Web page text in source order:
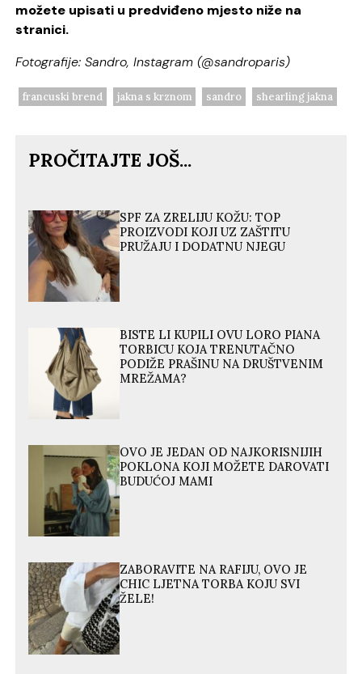
možete upisati u predviđeno mjesto niže na
stranici.
Fotografije: Sandro, Instagram (@sandroparis)
francuski brend jakna s krznom sandro shearling jakna
PROČITAJTE JOŠ...
SPF ZA ZRELIJU KOŽU: TOP
PROIZVODI KOJI UZ ZAŠTITU
PRUŽAJU I DODATNU NJEGU
BISTE LI KUPILI OVU LORO PIANA
TORBICU KOJA TRENUTAČNO
PODIŽE PRAŠINU NA DRUŠTVENIM
MREŽAMA?
OVO JE JEDAN OD NAJKORISNIJIH
POKLONA KOJI MOŽETE DAROVATI
BUDUĆOJ MAMI
ZABORAVITE NA RAFIJU, OVO JE
CHIC LJETNA TORBA KOJU SVI
ŽELE!